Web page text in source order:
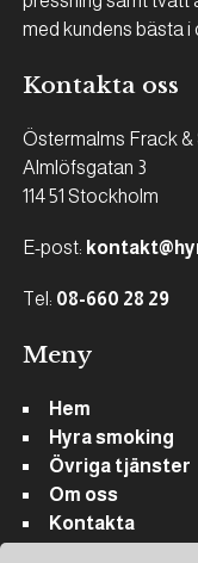
med kundens bästa i
Kontakta oss
Östermalms Frack &
Almlöfsgatan 3
114 51 Stockholm
E-post:
Tel: 08-660 28 29
Meny
Hem
Hyra smoking
Övriga tjänster
Om oss
Kontakta